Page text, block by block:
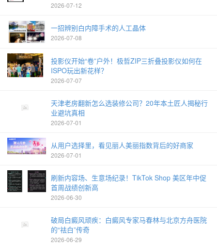
2026-07-12
一招辨别白内障手术的人工晶体
2026-07-08
投影仪开始“卷”户外！极哲ZIP三折叠投影仪如何在
ISPO玩出新花样？
2026-07-07
天津老房翻新怎么选装修公司？20年本土匠人揭秘行
业避坑真相
2026-07-01
从用户选择里，看见丽人美丽指数背后的好商家
2026-07-01
刷新内容场、生意场纪录！TikTok Shop 美区年中促
首周战绩创新高
2026-06-30
破局白癜风顽疾：白癜风专家马春林与北京方舟医院
的“祛白”传奇
2026-06-29